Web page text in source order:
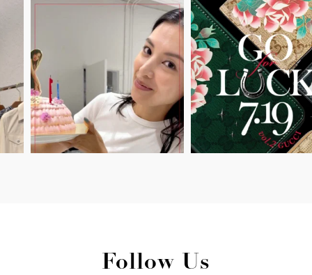
Follow Us